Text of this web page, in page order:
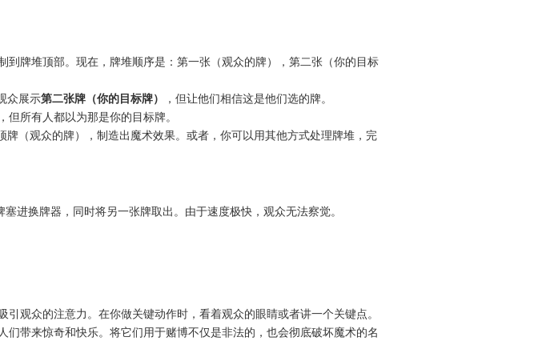
牌堆顶部。现在，牌堆顺序是：第一张（观众的牌），第二张（你的目标
众展示第二张牌（你的目标牌）
，但让他们相信这是他们选的牌。
所有人都以为那是你的目标牌。
（观众的牌），制造出魔术效果。或者，你可以用其他方式处理牌堆，完
进换牌器，同时将另一张牌取出。由于速度极快，观众无法察觉。
观众的注意力。在你做关键动作时，看着观众的眼睛或者讲一个关键点。
们带来惊奇和快乐。将它们用于赌博不仅是非法的，也会彻底破坏魔术的名